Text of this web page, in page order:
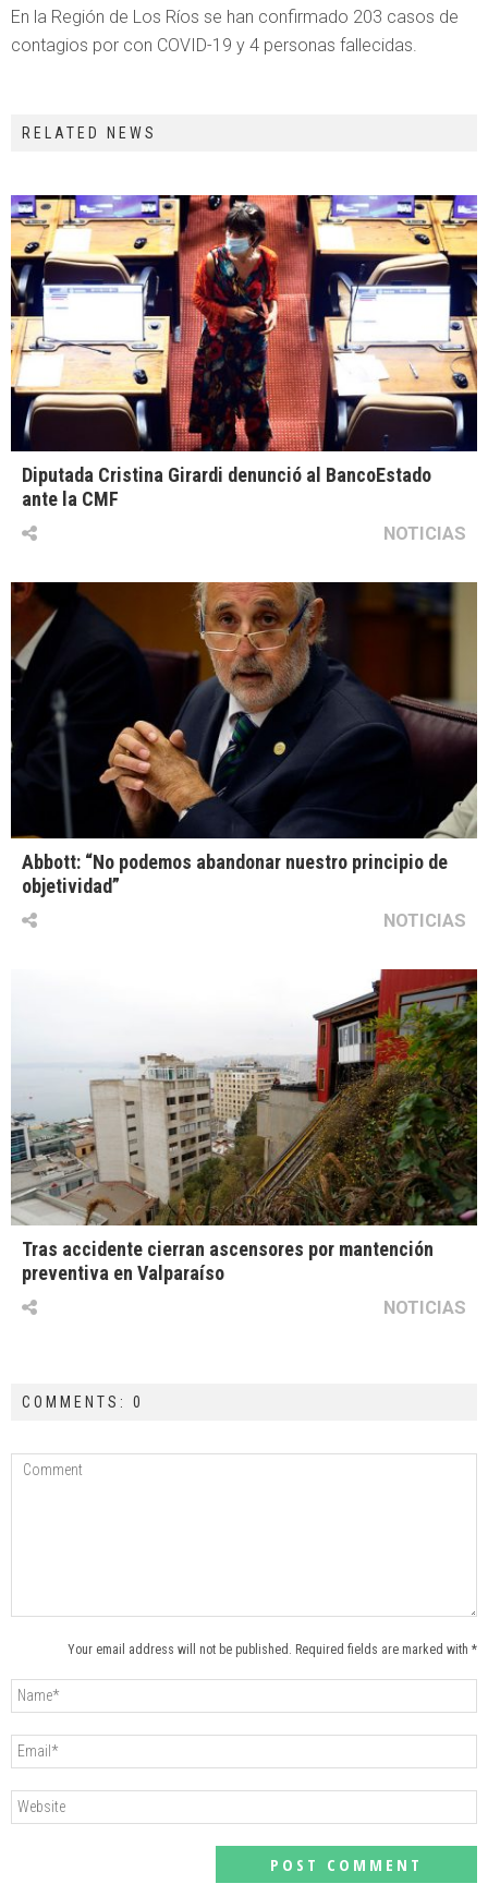
En la Región de Los Ríos se han confirmado 203 casos de
contagios por con COVID-19 y 4 personas fallecidas.
RELATED NEWS
Diputada Cristina Girardi denunció al BancoEstado
ante la CMF
NOTICIAS
Abbott: “No podemos abandonar nuestro principio de
objetividad”
NOTICIAS
Tras accidente cierran ascensores por mantención
preventiva en Valparaíso
NOTICIAS
COMMENTS: 0
Your email address will not be published. Required fields are marked with *